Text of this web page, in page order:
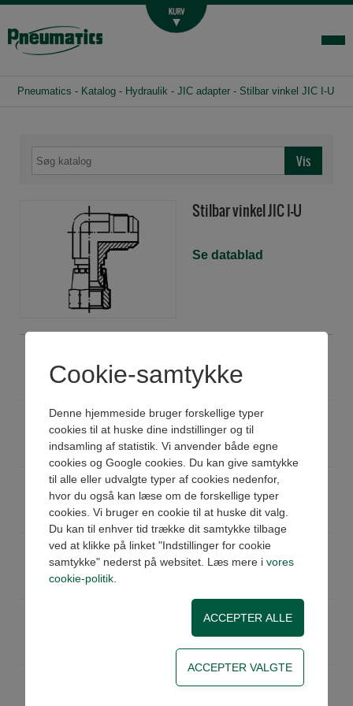
Fittings og slange
Login-infocenter
Pneumatics - Katalog - Hydraulik - JIC adapter - Stilbar vinkel JIC I-U
Stilbar vinkel JIC I-U
Se datablad
På lager
Pris: 85,08 DKK ex moms
LMJ05FGJ05
Stilbar vinkel 1/2" JIC I U
På lager
Pris: 93,59 DKK ex moms
LMJ06FGJ06
Stilbar vinkel 9/16" JIC I U
På lager
Pris: 114,00 DKK ex moms
LMJ08FGJ08
Stilbar vinkel 3/4" JIC I U
På lager
Pris: 99,66 DKK ex moms
Køb
Stilbar vinkel 7/8" JIC I U
Køb
Stilbar vinkel 1.1/16" JIC I U
Cookie-samtykke
Denne hjemmeside bruger forskellige typer
cookies til at huske dine indstillinger og til
indsamling af statistik. Vi anvender både egne
cookies og Google cookies. Du kan give samtykke
til alle eller udvalgte typer af cookies nedenfor,
hvor du også kan læse om de forskellige typer
cookies. Vi bruger en cookie til at huske dit valg.
Du kan til enhver tid trække dit samtykke tilbage
ved at klikke på linket "Indstillinger for cookie
samtykke" nederst på websitet. Læs mere i vores
cookie-politik